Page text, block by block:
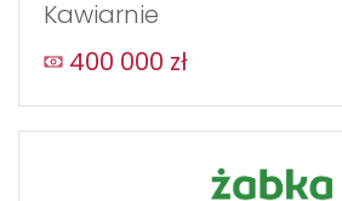
Kawiarnie
400 000 zł